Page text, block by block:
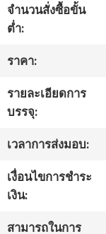
ทัวร์
โรงงาน
ควบคุม
คุณภาพ
ติดต่อ
จำนวนสั่งซื้อขั้น
ต่ำ:
ราคา:
รายละเอียดการ
บรรจุ:
เวลาการส่งมอบ:
เงื่อนไขการชำระ
เงิน:
สามารถในการ